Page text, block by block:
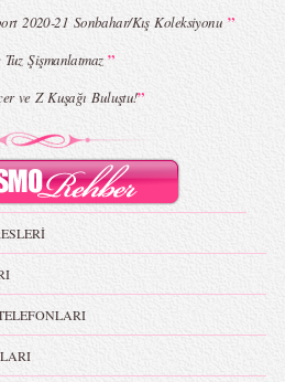
2020-21 Sonbahar/Kış Koleksiyonu ”
Tuz Şişmanlatmaz”
ve Z Kuşağı Buluştu!”